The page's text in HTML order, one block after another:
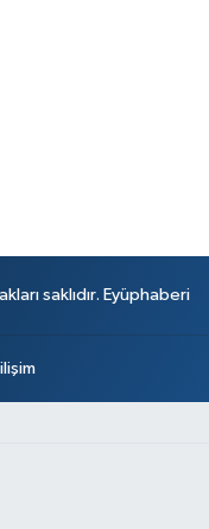
saklıdır. Eyüphaberi